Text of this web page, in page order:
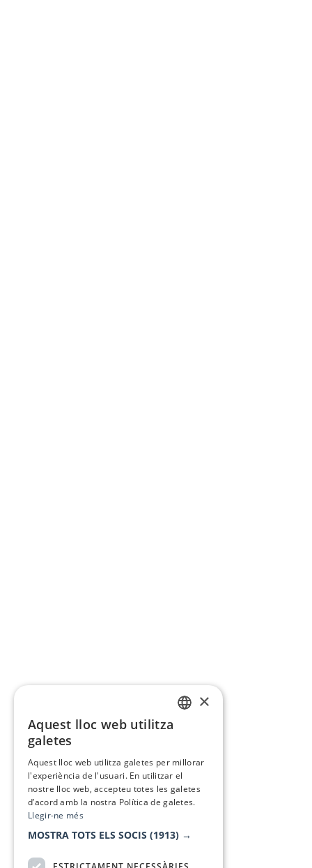
×
Aquest lloc web utilitza
galetes
Aquest lloc web utilitza galetes per millorar
l'experiència de l'usuari. En utilitzar el
nostre lloc web, accepteu totes les galetes
d’acord amb la nostra Política de galetes.
Llegir-ne més
MOSTRA TOTS ELS SOCIS (1913) →